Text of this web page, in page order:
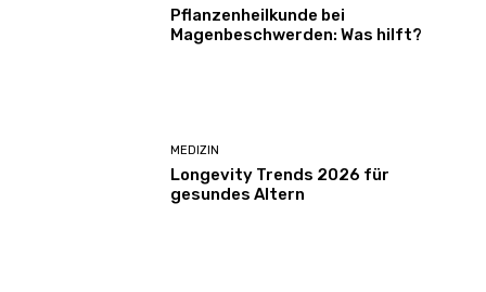
Pflanzenheilkunde bei
Magenbeschwerden: Was hilft?
MEDIZIN
Longevity Trends 2026 für
gesundes Altern